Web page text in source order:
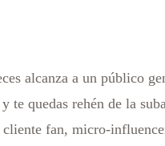
alcanza a un público
quedas rehén de la
fan, micro-